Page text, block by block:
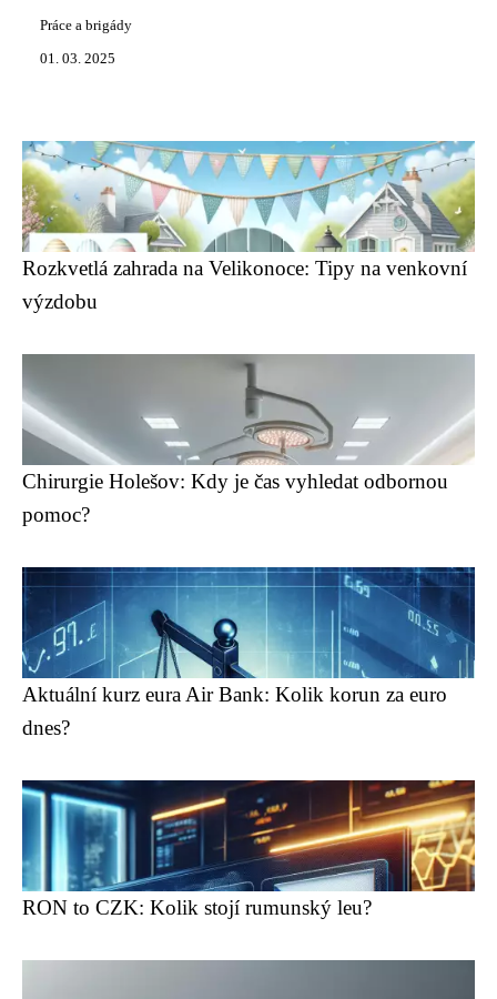
Práce a brigády
01. 03. 2025
Rozkvetlá zahrada na Velikonoce: Tipy na venkovní
výzdobu
Chirurgie Holešov: Kdy je čas vyhledat odbornou
pomoc?
Aktuální kurz eura Air Bank: Kolik korun za euro
dnes?
RON to CZK: Kolik stojí rumunský leu?